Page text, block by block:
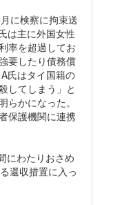
に検察に拘束送
は主に外国女性
率を超過してお
要したり債務償
氏はタイ国籍の
してしまう」と
らかになった。
保護機関に連携
にわたりおさめ
還収措置に入っ